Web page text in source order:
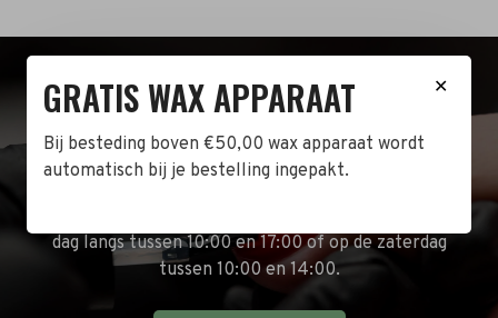
BEZOEK DE WINKEL!
Naast de online shop hebben wij ook een fysieke
dag langs tussen 10:00 en 17:00 of op de zaterdag
tussen 10:00 en 14:00.
✕
GRATIS WAX APPARAAT
Bij besteding boven €50,00 wax apparaat wordt
automatisch bij je bestelling ingepakt.